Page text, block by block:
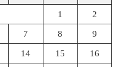
1 2
7 8 9
14 15 16